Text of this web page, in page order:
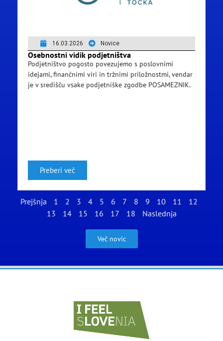
16.03.2026 Novice
Osebnostni vidik podjetništva
Podjetništvo pogosto povezujemo s poslovnimi
idejami, finančnimi viri in tržnimi priložnostmi, vendar
je v središču vsake podjetniške zgodbe POSAMEZNIK.
Preberi več
Prejšnja 1 2 3 4 5 6 7 8 9 10 11
12
13
14 15 16 17 18 Naslednja
Več novic